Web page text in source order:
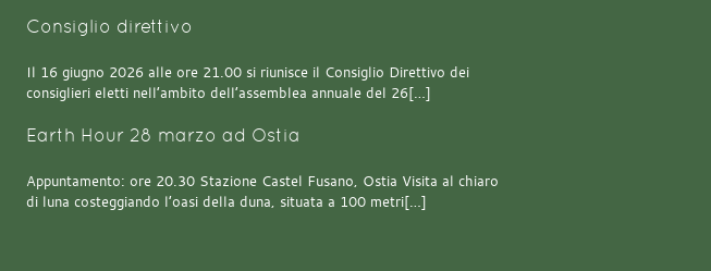
Consiglio direttivo
Il 16 giugno 2026 alle ore 21.00 si riunisce il Consiglio Direttivo dei
consiglieri eletti nell’ambito dell’assemblea annuale del 26[…]
Earth Hour 28 marzo ad Ostia
Appuntamento: ore 20.30 Stazione Castel Fusano, Ostia Visita al chiaro
di luna costeggiando l’oasi della duna, situata a 100 metri[…]